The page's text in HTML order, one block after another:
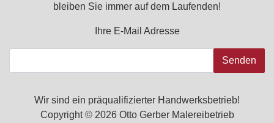
bleiben Sie immer auf dem Laufenden!
Ihre E-Mail Adresse
Senden
Wir sind ein präqualifizierter Handwerksbetrieb!
Copyright © 2026 Otto Gerber Malereibetrieb